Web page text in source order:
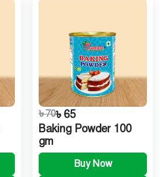
৳ 70৳ 65
Baking Powder 100
gm
Buy Now